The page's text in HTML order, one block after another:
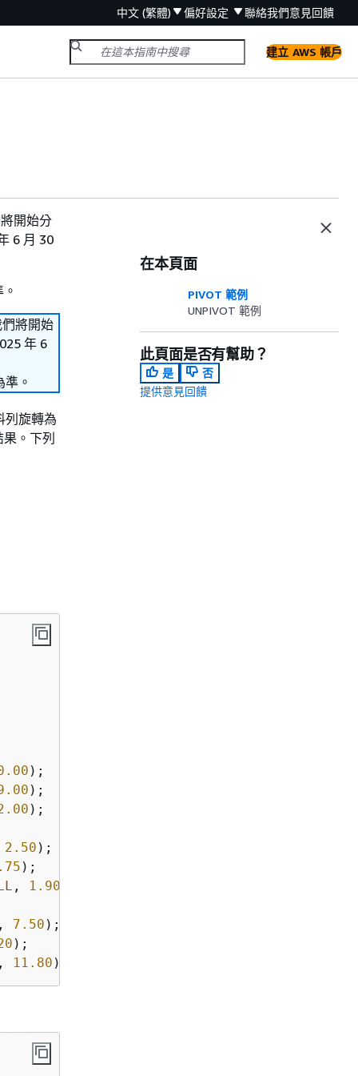
中文 (繁體) 偏好設定 聯絡我們意見回饋
建立 AWS 帳戶
開始分
6 月 30
將開始
年 6
。
列旋轉為
。下列
);
2.50
, 1.90
, 7.50
, 11.80 );
在本頁面
PIVOT 範例
UNPIVOT 範例
此頁面是否有幫助？
是
否
提供意見回饋